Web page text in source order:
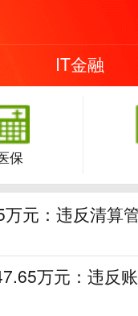
IT金融
保
元：违反清算
万元：违反